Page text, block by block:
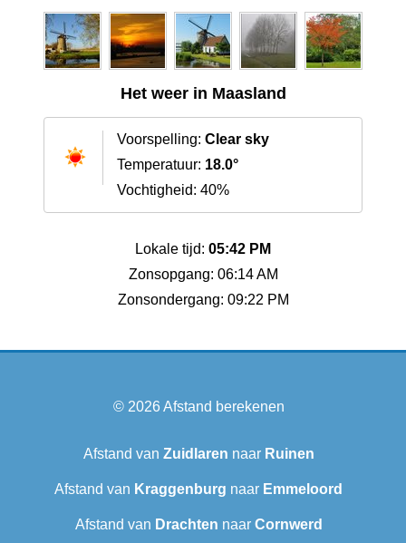
Het weer in Maasland
Voorspelling: Clear sky
Temperatuur: 18.0°
Vochtigheid: 40%
Lokale tijd: 05:42 PM
Zonsopgang: 06:14 AM
Zonsondergang: 09:22 PM
© 2026Afstand berekenen
Afstand van Zuidlaren naar Ruinen
Afstand van Kraggenburg naar Emmeloord
Afstand van Drachten naar Cornwerd